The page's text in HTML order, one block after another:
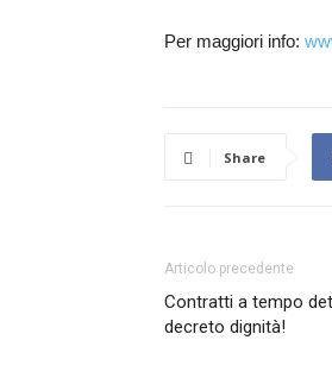
Per maggiori info:
Share
Articolo precedente
Contratti a tempo
decreto dignità!